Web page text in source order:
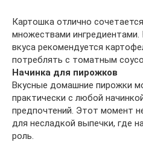
Картошка отлично
множествами ингредиентами.
вкуса рекомендуется
потреблять с томатным
Начинка для пирожков
Вкусные домашние пирожки
практически с любой
предпочтений. Этот момент
для несладкой выпечки, где
роль.